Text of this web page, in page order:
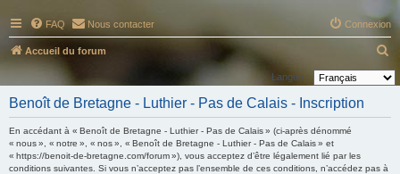
FAQ Nous contacter Connexion
Accueil du forum
e
Langue :
Benoît de Bretagne - Luthier - Pas de Calais - Inscription
En accédant à « Benoît de Bretagne - Luthier - Pas de Calais » (ci-après dénommé
« nous », « notre », « nos », « Benoît de Bretagne - Luthier - Pas de Calais » et
« https://benoit-de-bretagne.com/forum »), vous acceptez d’être légalement lié par les
conditions suivantes. Si vous n’acceptez pas l’ensemble de ces conditions, n’accédez pas à